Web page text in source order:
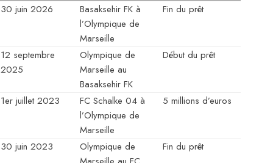
30 juin 2026
Basaksehir FK à
l’Olympique de
Marseille
Fin du prêt
12 septembre
2025
Olympique de
Marseille au
Basaksehir FK
Début du prêt
1er juillet 2023
FC Schalke 04 à
l’Olympique de
Marseille
5 millions d’euros
30 juin 2023
Olympique de
Fin du prêt